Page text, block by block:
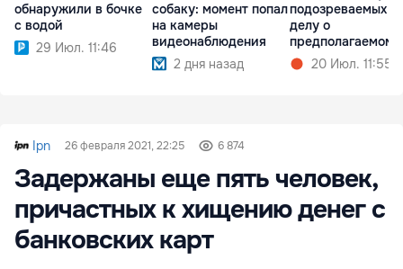
обнаружили в бочке
с водой
29 Июл. 11:46
собаку: момент попал
на камеры
видеонаблюдения
2 дня назад
подозреваемых
делу о
предполагаемом
изнасиловании
20 Июл. 11:55
Ipn 26 февраля 2021, 22:25 6 874
Задержаны еще пять человек,
причастных к хищению денег с
банковских карт